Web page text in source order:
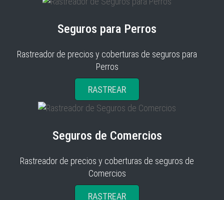
Seguros para Perros
Rastreador de precios y coberturas de seguros para
Perros
RASTREAR
Seguros de Comercios
Rastreador de precios y coberturas de seguros de
Comercios
RASTREAR